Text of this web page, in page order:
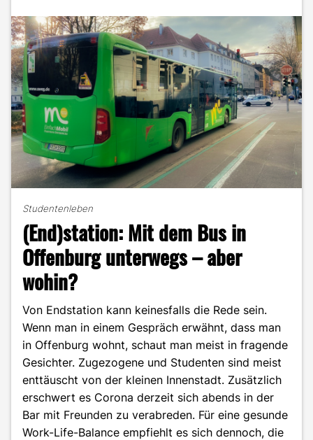
in
Offenburg!"
Studentenleben
(End)station: Mit dem Bus in
Offenburg unterwegs – aber
wohin?
Von Endstation kann keinesfalls die Rede sein.
Wenn man in einem Gespräch erwähnt, dass man
in Offenburg wohnt, schaut man meist in fragende
Gesichter. Zugezogene und Studenten sind meist
enttäuscht von der kleinen Innenstadt. Zusätzlich
erschwert es Corona derzeit sich abends in der
Bar mit Freunden zu verabreden. Für eine gesunde
Work-Life-Balance empfiehlt es sich dennoch, die